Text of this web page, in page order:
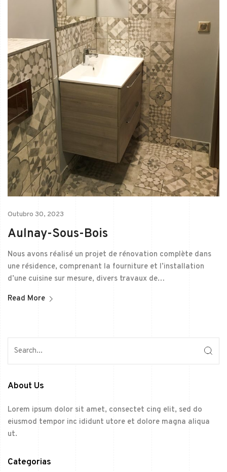
Outubro 30, 2023
Aulnay-Sous-Bois
Nous avons réalisé un projet de rénovation complète dans
une résidence, comprenant la fourniture et l’installation
d’une cuisine sur mesure, divers travaux de…
Read More
About Us
Lorem ipsum dolor sit amet, consectet cing elit, sed do
eiusmod tempor inc ididunt utore et dolore magna aliqua
ut.
Categorias